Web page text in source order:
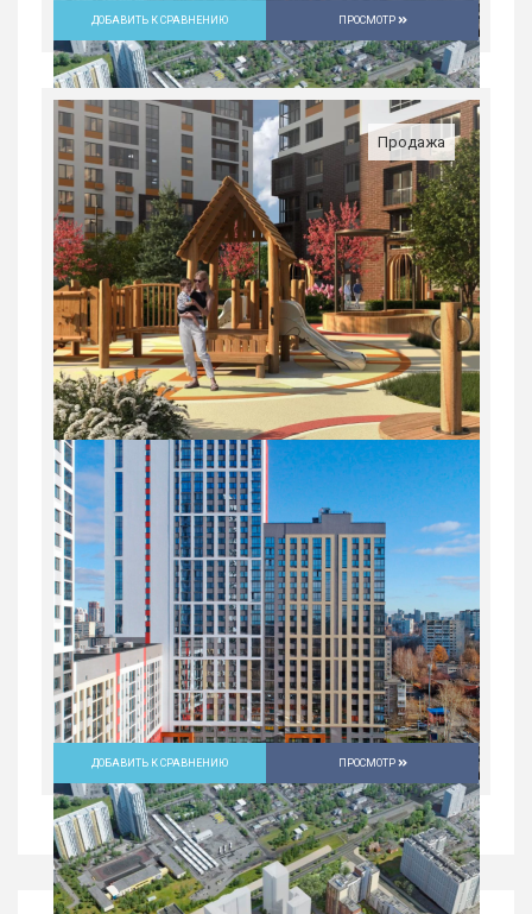
Студия в ЖК «Русь» на ВИЗе...
Россия, Свердловская область,
Екатеринбург
4 397 400 руб.
1 25/31
ДОБАВИТЬ К СРАВНЕНИЮ ПРОСМОТР
Продажа
ДОБАВИТЬ К СРАВНЕНИЮ ПРОСМОТР